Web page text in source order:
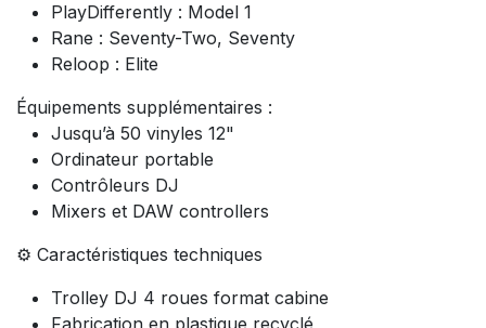
PlayDifferently : Model 1
Rane : Seventy-Two, Seventy
Reloop : Elite
Équipements supplémentaires :
Jusqu’à 50 vinyles 12"
Ordinateur portable
Contrôleurs DJ
Mixers et DAW controllers
⚙️ Caractéristiques techniques
Trolley DJ 4 roues format cabine
Fabrication en plastique recyclé